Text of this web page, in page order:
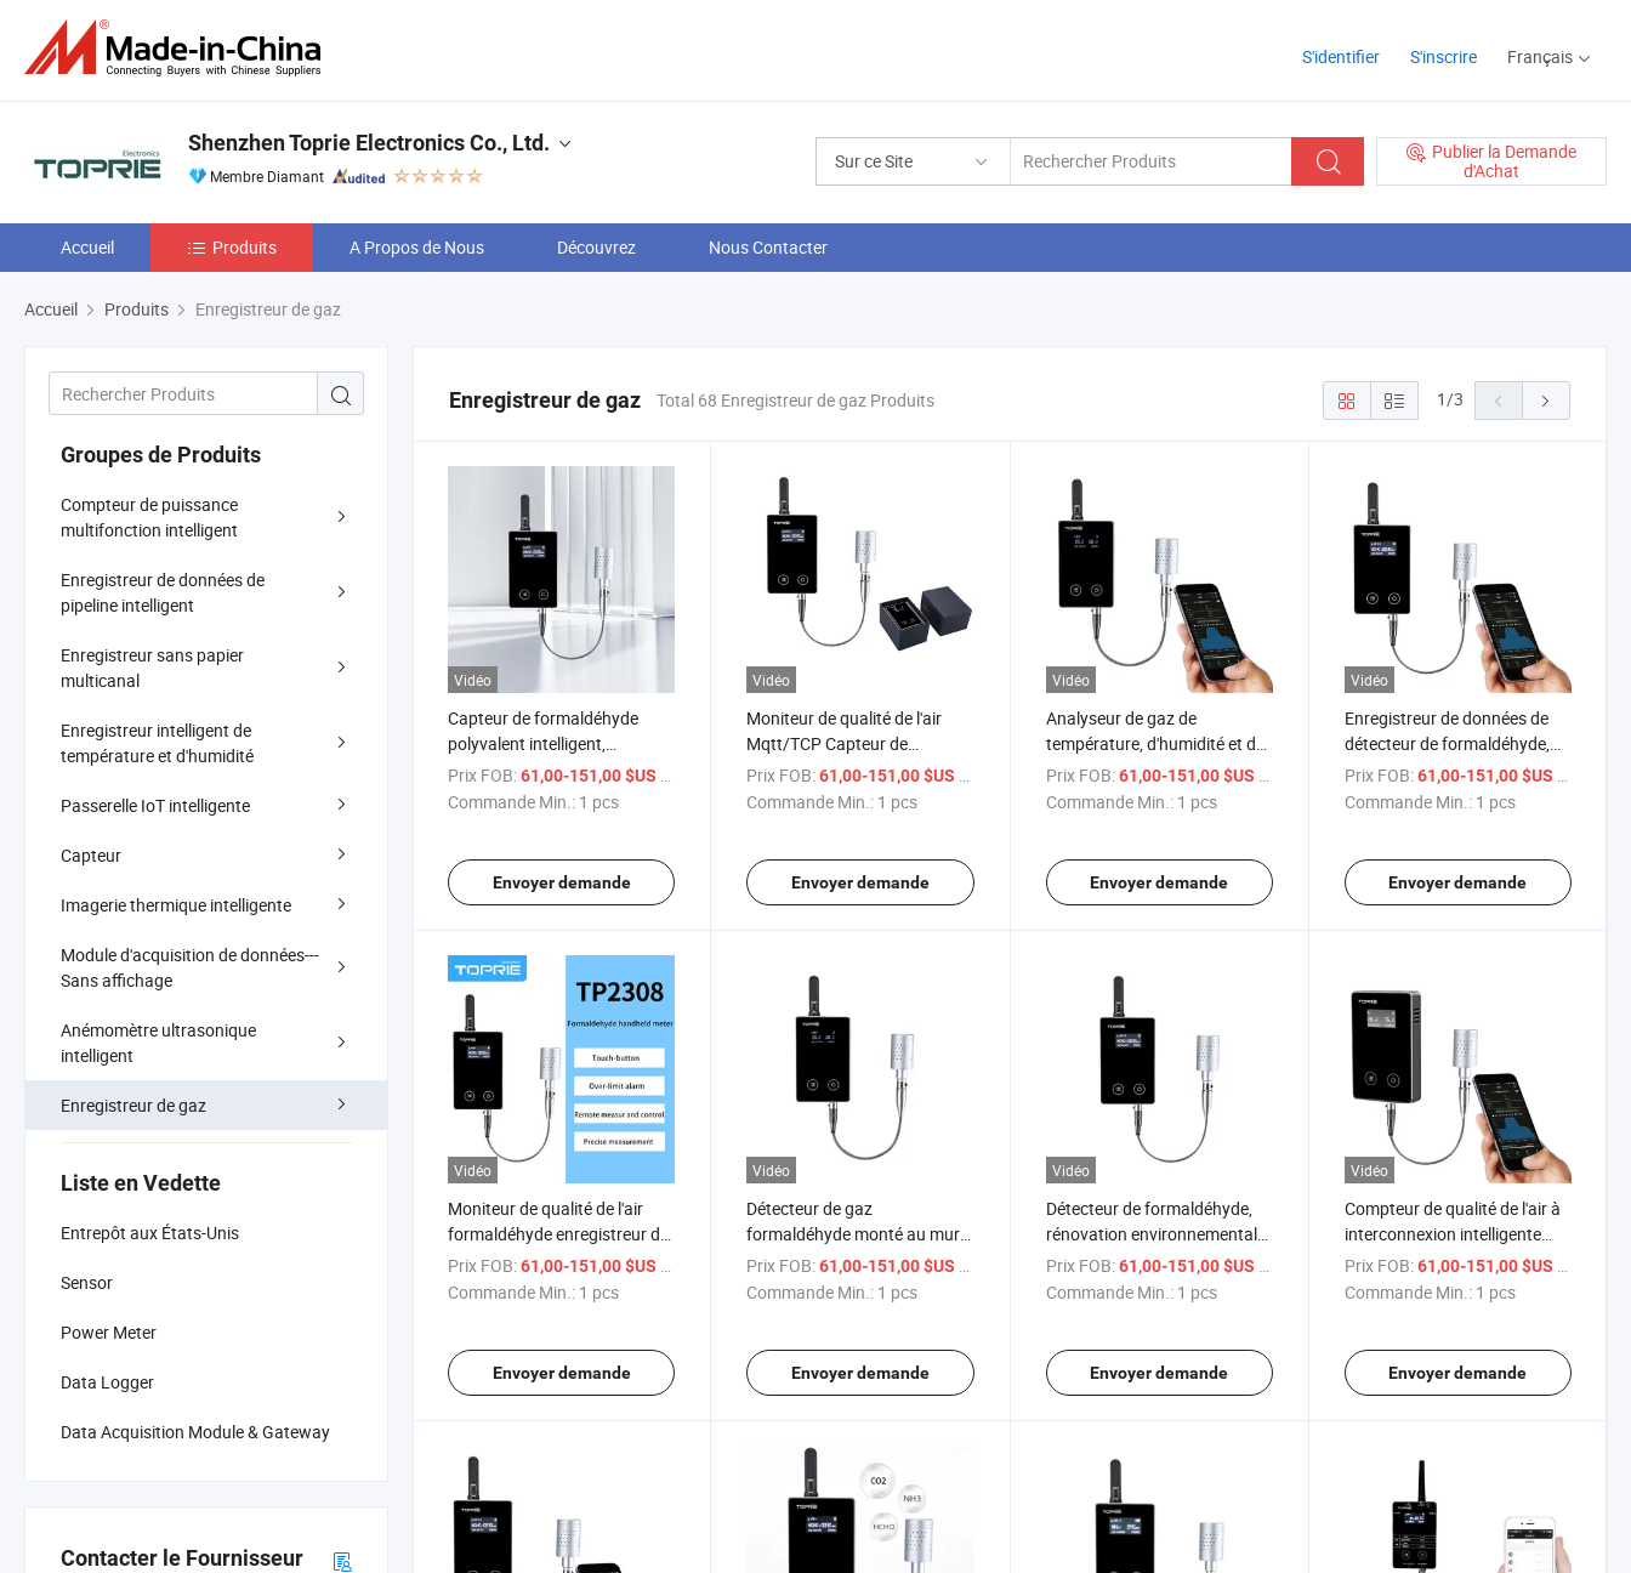
S'identifier S'inscrire Français
Sur ce Site
Publier la Demande
d'Achat
Shenzhen Toprie Electronics Co., Ltd.
Membre Diamant
Accueil Produits A Propos de Nous Découvrez Nous Contacter
Accueil Produits Enregistreur de gaz
Groupes de Produits
Compteur de puissance
multifonction intelligent
Enregistreur de données de
pipeline intelligent
Enregistreur sans papier
multicanal
Enregistreur intelligent de
température et d'humidité
Passerelle IoT intelligente
Capteur
Imagerie thermique intelligente
Module d'acquisition de données---
Sans affichage
Anémomètre ultrasonique
intelligent
Enregistreur de gaz
Liste en Vedette
Entrepôt aux États-Unis
Sensor
Power Meter
Data Logger
Data Acquisition Module & Gateway
Contacter le Fournisseur
Enregistreur de gaz Total 68 Enregistreur de gaz Produits 1/3
Vidéo
Capteur de formaldéhyde
polyvalent intelligent,
enregistreur de données,
analyseur de gaz, détecteur
Prix FOB:61,00-151,00 $US / pcs
Commande Min.: 1 pcs
Envoyer demande
Vidéo
Moniteur de qualité de l'air
Mqtt/TCP Capteur de
formaldéhyde Enregistreur de
données Analyseur de gaz
Prix FOB: 61,00-151,00 $US / pcs
Commande Min.: 1 pcs
Envoyer demande
Vidéo
Analyseur de gaz de
température, d'humidité et de
formaldéhyde pour hôtels,
écoles, restaurants
Prix FOB: 61,00-151,00 $US / pcs
Commande Min.: 1 pcs
Envoyer demande
Vidéo
Enregistreur de données de
détecteur de formaldéhyde,
moniteur de qualité de l'air
pour bureau à domicile
Prix FOB: 61,00-151,00 $US / pcs
Commande Min.: 1 pcs
Envoyer demande
Vidéo
Moniteur de qualité de l'air
formaldéhyde enregistreur de
données de température et
d'humidité
Prix FOB:61,00-151,00 $US
Commande Min.: 1 pcs
Envoyer demande
Vidéo
Détecteur de gaz
formaldéhyde monté au mur
avec affichage
Prix FOB: 61,00-151,00 $US
Commande Min.: 1 pcs
Envoyer demande
Vidéo
Détecteur de formaldéhyde,
rénovation environnementale,
moniteur de formaldéhyde,
analyseur de gaz avec
application pour téléphone
Prix FOB: 61,00-151,00 $US
Commande Min.: 1 pcs
Envoyer demande
Vidéo
Compteur de qualité de l'air à
interconnexion intelligente
pour 5s surveillance des
capteurs de formaldéhyde à
Prix FOB: 61,00-151,00 $US
Commande Min.: 1 pcs
Envoyer demande